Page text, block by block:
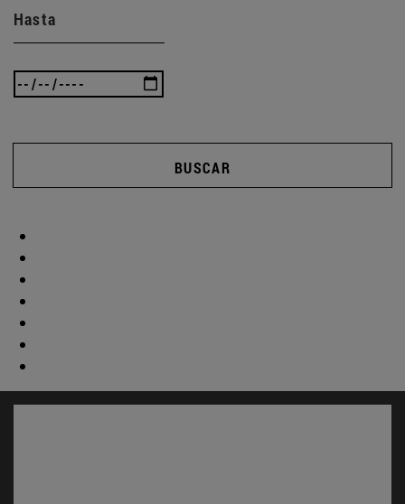
Hasta
BUSCAR